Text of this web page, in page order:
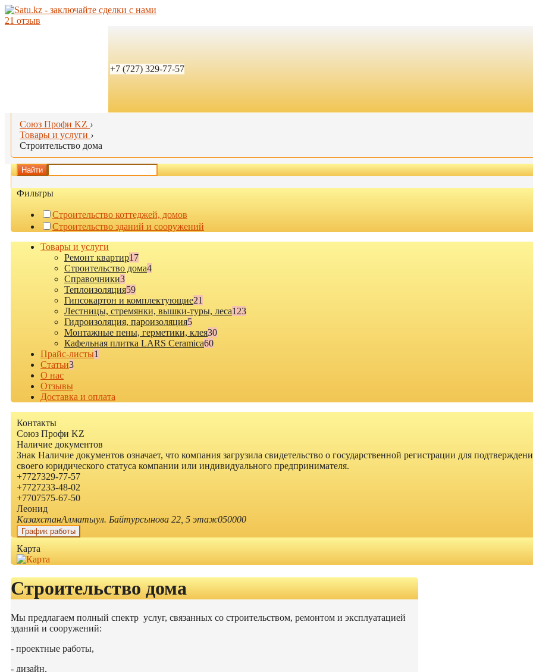
21 отзыв
+7 (727) 329-77-57
Союз Профи KZ ›
Товары и услуги ›
Строительство дома
Найти
Фильтры
Строительство коттеджей, домов
Строительство зданий и сооружений
Товары и услуги
Ремонт квартир17
Строительство дома4
Cправочники3
Теплоизоляция59
Гипсокартон и комплектующие21
Лестницы, стремянки, вышки-туры, леса123
Гидроизоляция, пароизоляция5
Монтажные пены, герметики, клея30
Кафельная плитка LARS Ceramica60
Прайс-листы1
Статьи3
О нас
Отзывы
Доставка и оплата
Контакты
Союз Профи KZ
Наличие документов
Знак Наличие документов означает, что компания загрузила свидетельство о государственной регистрации для
своего юридического статуса компании или индивидуального предпринимателя.
+7727329-77-57
+7727233-48-02
+7707575-67-50
Леонид
КазахстанАлматыул. Байтурсынова 22, 5 этаж050000
График работы
Карта
Строительство дома
Мы предлагаем полный спектр услуг, связанных со строительством, ремонтом и эксплуатацией
зданий и сооружений:
- проектные работы,
- дизайн,